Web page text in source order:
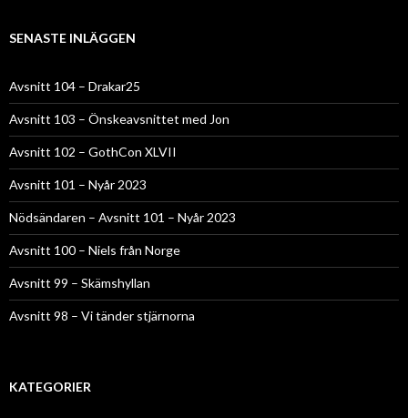
SENASTE INLÄGGEN
Avsnitt 104 – Drakar25
Avsnitt 103 – Önskeavsnittet med Jon
Avsnitt 102 – GothCon XLVII
Avsnitt 101 – Nyår 2023
Nödsändaren – Avsnitt 101 – Nyår 2023
Avsnitt 100 – Niels från Norge
Avsnitt 99 – Skämshyllan
Avsnitt 98 – Vi tänder stjärnorna
KATEGORIER